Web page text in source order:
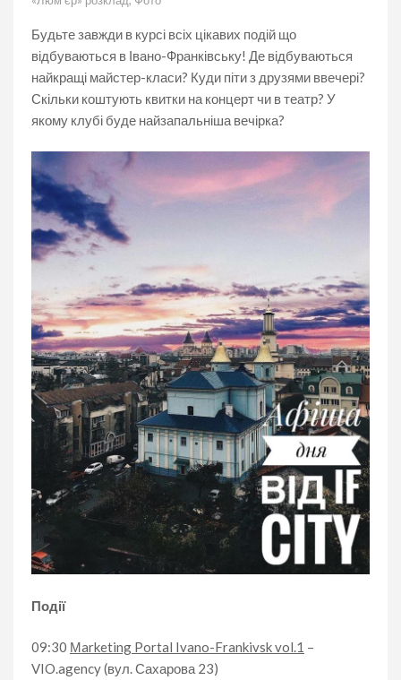
Будьте завжди в курсі всіх цікавих подій що
відбуваються в Івано-Франківську! Де відбуваються
найкращі майстер-класи? Куди піти з друзями ввечері?
Скільки коштують квитки на концерт чи в театр? У
якому клубі буде найзапальніша вечірка?
Події
09:30 Мarketing Portal Ivano-Frankivsk vol.1 –
VIO.agency (вул. Сахарова 23)